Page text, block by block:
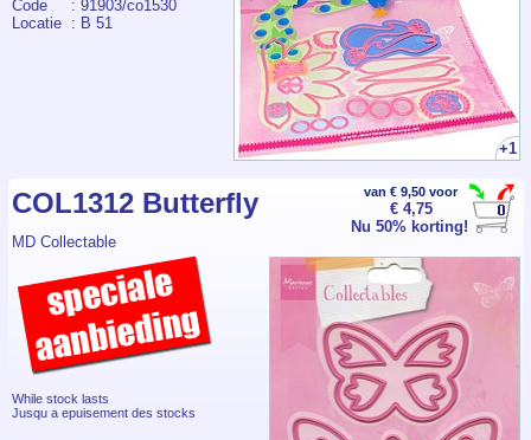
+1
Code
: 91903/co1530
Locatie : B 51
van € 9,50 voor
€ 4,75
Nu 50% korting!
COL1312 Butterfly
MD Collectable
While stock lasts
Jusqu a epuisement des stocks